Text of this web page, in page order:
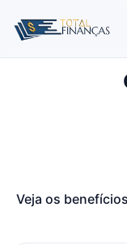
Veja os